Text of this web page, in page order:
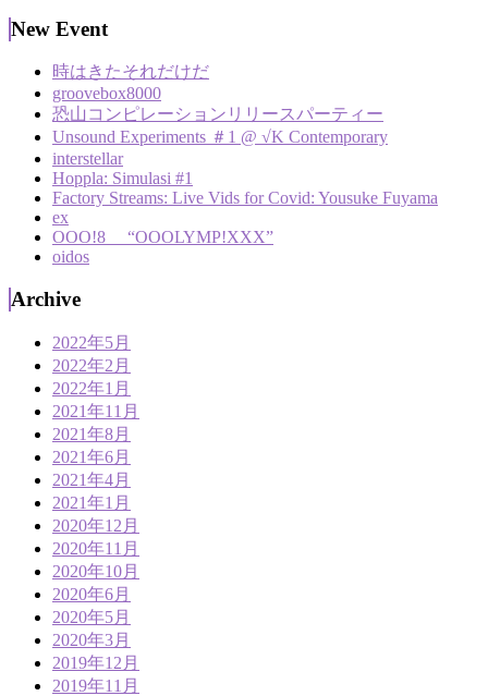
New Event
時はきたそれだけだ
groovebox8000
恐山コンピレーションリリースパーティー
Unsound Experiments ＃1 @ √K Contemporary
interstellar
Hoppla: Simulasi #1
Factory Streams: Live Vids for Covid: Yousuke Fuyama
ex
OOO!8 “OOOLYMP!XXX”
oidos
Archive
2022年5月
2022年2月
2022年1月
2021年11月
2021年8月
2021年6月
2021年4月
2021年1月
2020年12月
2020年11月
2020年10月
2020年6月
2020年5月
2020年3月
2019年12月
2019年11月